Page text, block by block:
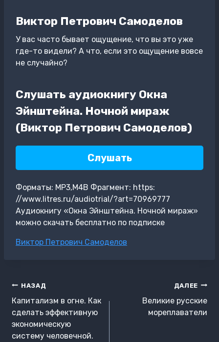
Виктор Петрович Самоделов
У вас часто бывает ощущение, что вы это уже
где-то видели? А что, если это ощущение вовсе
не случайно?
Слушать аудиокнигу Окна
Эйнштейна. Ночной мираж
(Виктор Петрович Самоделов)
Слушать
Форматы: MP3,M4B Фрагмент: https:
//www.litres.ru/audiotrial/?art=70969777
Аудиокнигу «Окна Эйнштейна. Ночной мираж»
можно скачать бесплатно по подписке
Метки
Виктор Петрович Самоделов
Навигация
по
записям
НАЗАД
Капитализм в огне. Как
сделать эффективную
экономическую
систему человечной.
ДАЛЕЕ
Великие русские
мореплаватели